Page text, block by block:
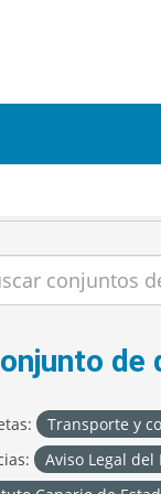
de
Transporte y
Aviso Legal del